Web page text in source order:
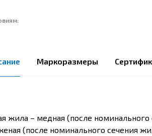
Маркоразмеры
жила – медная (после
(после номинального сечения